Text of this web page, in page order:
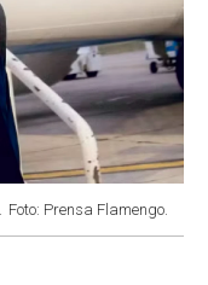
Foto: Prensa Flamengo.